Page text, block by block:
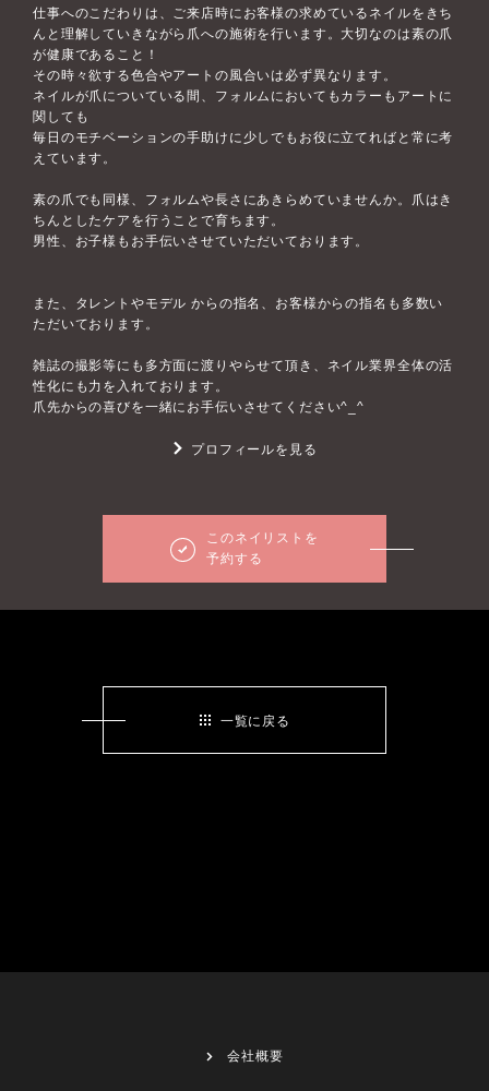
仕事へのこだわりは、ご来店時にお客様の求めているネイルをきち
んと理解していきながら爪への施術を行います。大切なのは素の爪
が健康であること！
その時々欲する色合やアートの風合いは必ず異なります。
ネイルが爪についている間、フォルムにおいてもカラーもアートに
関しても
毎日のモチベーションの手助けに少しでもお役に立てればと常に考
えています。
素の爪でも同様、フォルムや長さにあきらめていませんか。爪はき
ちんとしたケアを行うことで育ちます。
男性、お子様もお手伝いさせていただいております。
また、タレントやモデル からの指名、お客様からの指名も多数い
ただいております。
雑誌の撮影等にも多方面に渡りやらせて頂き、ネイル業界全体の活
性化にも力を入れております。
爪先からの喜びを一緒にお手伝いさせてください^_^
プロフィールを見る
このネイリストを
予約する
一覧に戻る
会社概要